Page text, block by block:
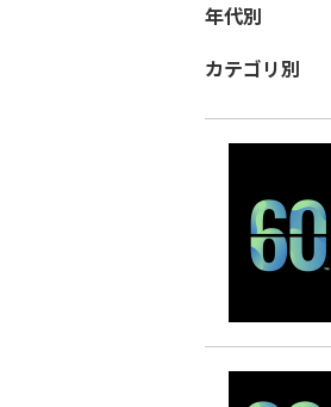
年代別
カテゴリ別